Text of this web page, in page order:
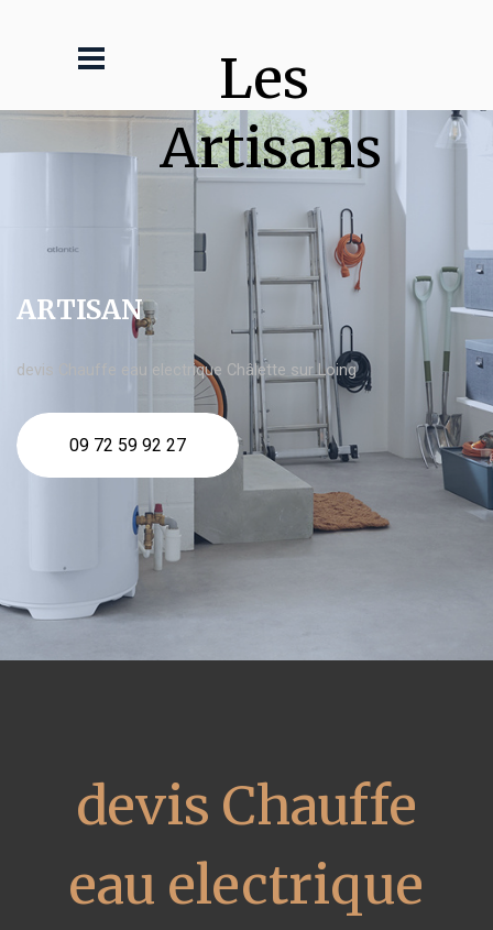
Les
Artisans
ARTISAN
devis Chauffe eau electrique Châlette sur Loing
09 72 59 92 27
devis Chauffe
eau electrique